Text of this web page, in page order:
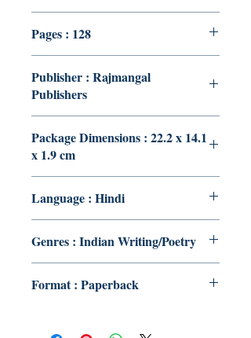
Pages : 128
Publisher : Rajmangal
Publishers
Package Dimensions : 22.2 x 14.1
x 1.9 cm
Language : Hindi
Genres : Indian Writing/Poetry
Format : Paperback